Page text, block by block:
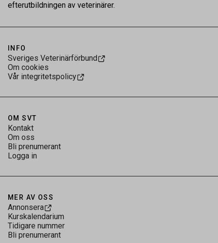
efterutbildningen av veterinärer.
INFO
Sveriges Veterinärförbund
Om cookies
Vår integritetspolicy
OM SVT
Kontakt
Om oss
Bli prenumerant
Logga in
MER AV OSS
Annonsera
Kurskalendarium
Tidigare nummer
Bli prenumerant